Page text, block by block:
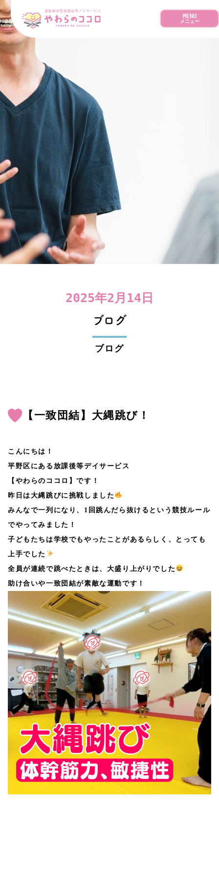
MENU
メニュー
2025年2月14日
ブログ
ブログ
【一致団結】大縄跳び！
こんにちは！
平野区にある放課後等デイサービス
【やわらのココロ】です！
昨日は大縄跳びに挑戦しました
みんなで一列になり、1回跳んだら抜けるという競技ルール
でやってみました！
子どもたちは学校でもやったことがあるらしく、とっても
上手でした
全員が連続で跳べたときは、大盛り上がりでした
助け合いや一致団結が素敵な運動です！